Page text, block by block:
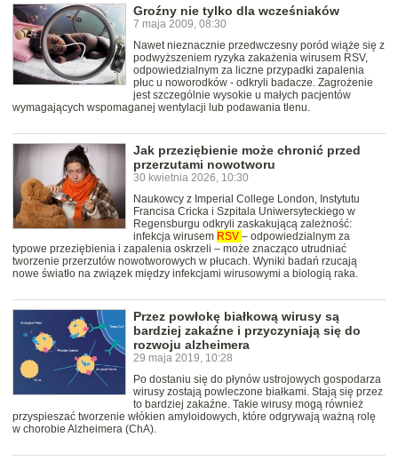
Groźny nie tylko dla wcześniaków
7 maja 2009, 08:30
Nawet nieznacznie przedwczesny poród wiąże się z
podwyższeniem ryzyka zakażenia wirusem RSV,
odpowiedzialnym za liczne przypadki zapalenia
płuc u noworodków - odkryli badacze. Zagrożenie
jest szczególnie wysokie u małych pacjentów
wymagających wspomaganej wentylacji lub podawania tlenu.
Jak przeziębienie może chronić przed
przerzutami nowotworu
30 kwietnia 2026, 10:30
Naukowcy z Imperial College London, Instytutu
Francisa Cricka i Szpitala Uniwersyteckiego w
Regensburgu odkryli zaskakującą zależność:
infekcja wirusem RSV – odpowiedzialnym za
typowe przeziębienia i zapalenia oskrzeli – może znacząco utrudniać
tworzenie przerzutów nowotworowych w płucach. Wyniki badań rzucają
nowe światło na związek między infekcjami wirusowymi a biologią raka.
Przez powłokę białkową wirusy są
bardziej zakaźne i przyczyniają się do
rozwoju alzheimera
29 maja 2019, 10:28
Po dostaniu się do płynów ustrojowych gospodarza
wirusy zostają powleczone białkami. Stają się przez
to bardziej zakaźne. Takie wirusy mogą również
przyspieszać tworzenie włókien amyloidowych, które odgrywają ważną rolę
w chorobie Alzheimera (ChA).